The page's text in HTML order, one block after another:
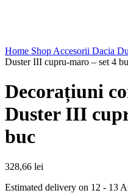
Home Shop Accesorii Dacia
Duster III cupru-maro – set 4
Decorațiuni
Duster III
buc
328,66 lei
Estimated delivery on 12 - 13